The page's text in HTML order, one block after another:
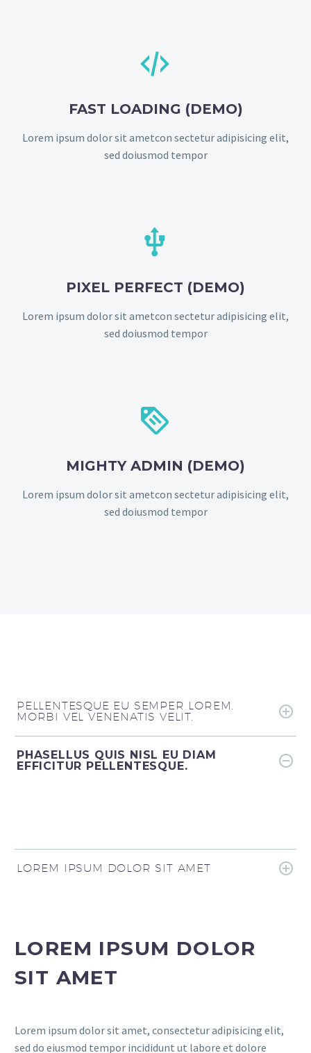


FAST LOADING (DEMO)
Lorem ipsum dolor sit ametcon sectetur adipisicing elit,
sed doiusmod tempor


PIXEL PERFECT (DEMO)
Lorem ipsum dolor sit ametcon sectetur adipisicing elit,
sed doiusmod tempor


MIGHTY ADMIN (DEMO)
Lorem ipsum dolor sit ametcon sectetur adipisicing elit,
sed doiusmod tempor
PELLENTESQUE EU SEMPER LOREM.
MORBI VEL VENENATIS VELIT.
PHASELLUS QUIS NISL EU DIAM
EFFICITUR PELLENTESQUE.
LOREM IPSUM DOLOR SIT AMET
LOREM IPSUM DOLOR
SIT AMET
Lorem ipsum dolor sit amet, consectetur adipisicing elit,
sed do eiusmod tempor incididunt ut labore et dolore